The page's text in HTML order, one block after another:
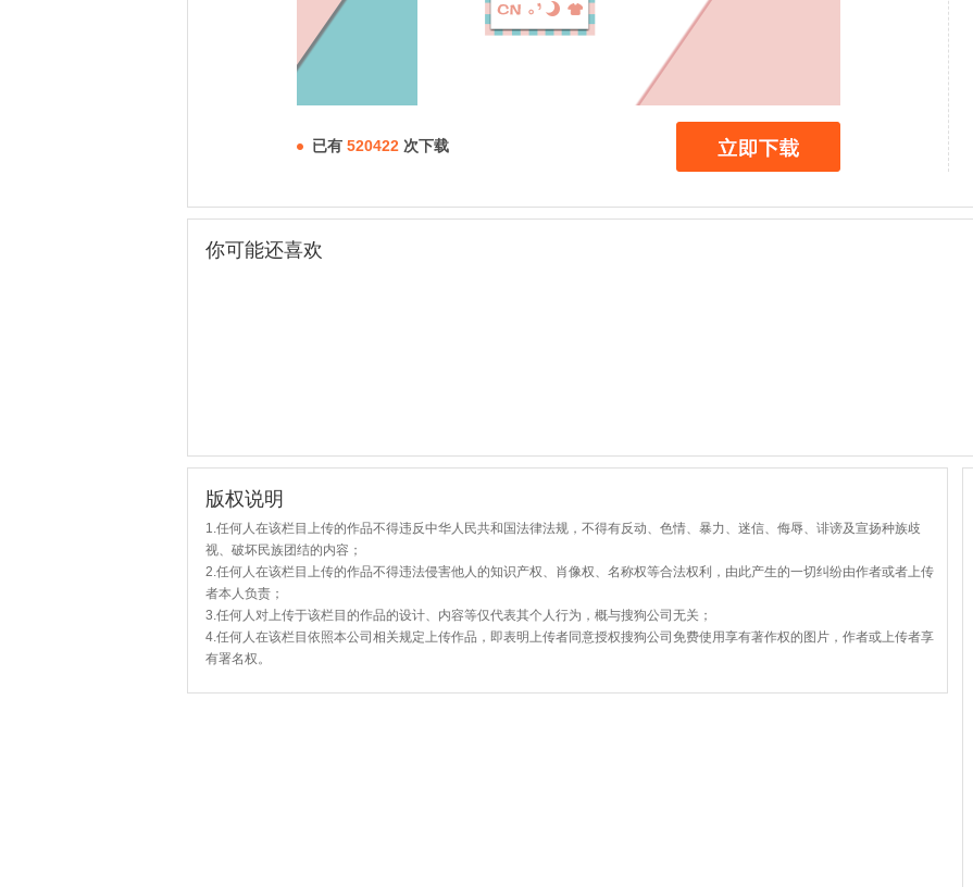
已有 520422 次下载
你可能还喜欢
版权说明
1.任何人在该栏目上传的作品不得违反中华人民共和国法律法规，不得有反动、色情、暴力、迷信、侮辱、诽谤及宣扬种族歧
视、破坏民族团结的内容；
2.任何人在该栏目上传的作品不得违法侵害他人的知识产权、肖像权、名称权等合法权利，由此产生的一切纠纷由作者或者上传
者本人负责；
3.任何人对上传于该栏目的作品的设计、内容等仅代表其个人行为，概与搜狗公司无关；
4.任何人在该栏目依照本公司相关规定上传作品，即表明上传者同意授权搜狗公司免费使用享有著作权的图片，作者或上传者享
有署名权。